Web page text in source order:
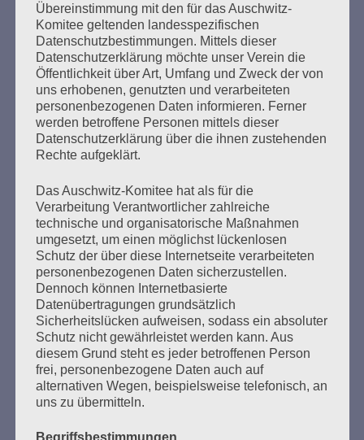
Auschwitz-Komitees
Erstellt am24. Januar 2021
76 Jahre nach der Befreiung des KZ Auschwitz durch die
Rote Armee am 27. Januar 1945 Liebe Freundinnen und
Freunde, trotz Abstand in Corona-Zeiten sind wir uns so
nah – und ihr könnt hier immer wieder mal bei uns
reinschauen und uns online treffen. 2020 war ein
Morddrohungen…
mehr ...
Seitennummerierung
der
Beiträge
Zurück 16 Weiter
Übereinstimmung mit den für das Auschwitz-
Komitee geltenden landesspezifischen
Datenschutzbestimmungen. Mittels dieser
Datenschutzerklärung möchte unser Verein die
Öffentlichkeit über Art, Umfang und Zweck der von
uns erhobenen, genutzten und verarbeiteten
personenbezogenen Daten informieren. Ferner
werden betroffene Personen mittels dieser
Datenschutzerklärung über die ihnen zustehenden
Rechte aufgeklärt.
Das Auschwitz-Komitee hat als für die
Verarbeitung Verantwortlicher zahlreiche
technische und organisatorische Maßnahmen
umgesetzt, um einen möglichst lückenlosen
Schutz der über diese Internetseite verarbeiteten
personenbezogenen Daten sicherzustellen.
Dennoch können Internetbasierte
Datenübertragungen grundsätzlich
Sicherheitslücken aufweisen, sodass ein absoluter
Schutz nicht gewährleistet werden kann. Aus
diesem Grund steht es jeder betroffenen Person
frei, personenbezogene Daten auch auf
alternativen Wegen, beispielsweise telefonisch, an
uns zu übermitteln.
Begriffsbestimmungen